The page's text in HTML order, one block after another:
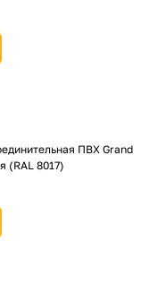
ПВХ Grand
(RAL 8017)